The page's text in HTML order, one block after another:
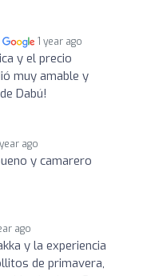
1 year ago
y el precio
muy amable y
Dabú!
ago
y camarero
ago
y la experiencia
de primavera,